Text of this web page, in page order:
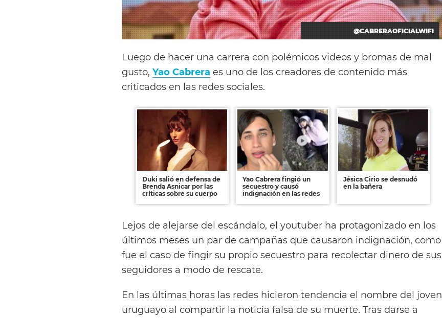
@CABRERAOFICIALWIFI
Luego de hacer una carrera con polémicos videos y bromas de mal
gusto, Yao Cabrera es uno de los creadores de contenido más
criticados en las redes sociales.
Duki salió en defensa de
Brenda Asnicar por las
críticas sobre su cuerpo
Yao Cabrera fingió un
secuestro y causó
indignación en las redes
Jésica Cirio se desnudó
en la bañera
Lejos de alejarse del escándalo, el youtuber ha protagonizado en los
últimos meses un par de campañas que causaron indignación, como
fue el caso de fingir su propio secuestro para recolectar dinero de sus
seguidores a modo de rescate.
En las últimas horas las redes hicieron tendencia el nombre del joven
uruguayo al compartir la noticia falsa de su muerte. Tras darse a